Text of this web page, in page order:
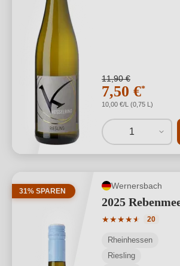
11,90 €
7,50 €*
10,00 €/L (0,75 L)
1
31% SPAREN
Wernersbach
2025
★★★★★
★
Durchschnittliche
20
Rheinhessen
Riesling